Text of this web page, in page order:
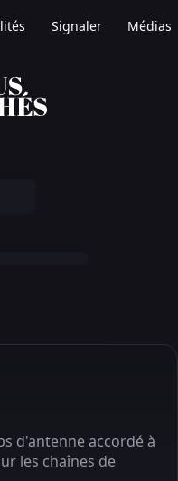
Signaler Médias
d'antenne accordé à
les chaînes de